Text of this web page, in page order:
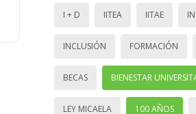
I + D IITEA IITAE
INCLUSIÓN FORMACIÓN
BECAS BIENESTAR
LEY MICAELA 100 AÑOS